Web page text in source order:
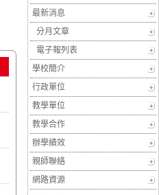
最新消息
分月文章
電子報列表
學校簡介
行政單位
教學單位
教學合作
辦學績效
親師聯絡
網路資源